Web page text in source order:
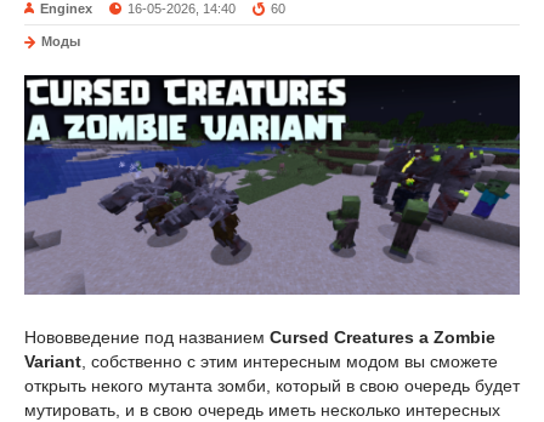
Enginex 16-05-2026, 14:40 60
Моды
Нововведение под названием Cursed Creatures a Zombie
Variant, собственно с этим интересным модом вы сможете
открыть некого мутанта зомби, который в свою очередь будет
мутировать, и в свою очередь иметь несколько интересных